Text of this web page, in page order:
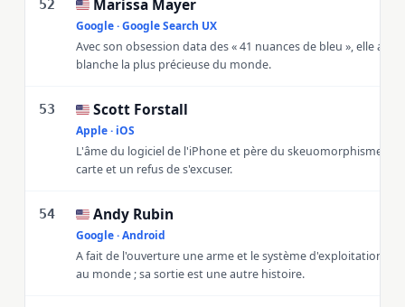
52 🇺🇸Marissa Mayer
Google · Google Search UX
Avec son obsession data des « 41 nuances de bleu », elle a
blanche la plus précieuse du monde.
53 🇺🇸Scott Forstall
Apple · iOS
L'âme du logiciel de l'iPhone et père du skeuomorphisme ;
carte et un refus de s'excuser.
54 🇺🇸Andy Rubin
Google · Android
A fait de l'ouverture une arme et le système d'exploitation le
au monde ; sa sortie est une autre histoire.